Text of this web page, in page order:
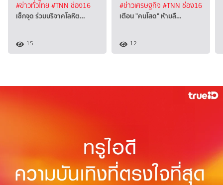
#ข่าวทั่วไทย#TNN ช่อง16
เช็กจุด ร่วมบริจาคโลหิต…
15
#ข่าวเศรษฐกิจ #TNN ช่อง16
เตือน "คนโสด" ห้ามลื…
12